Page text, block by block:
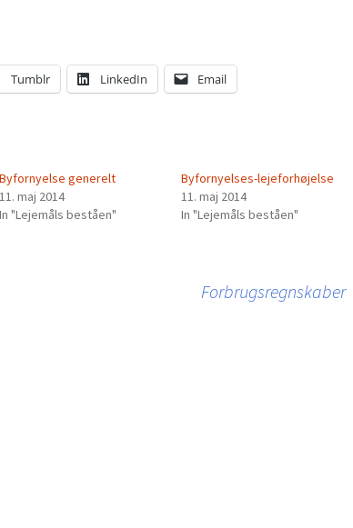
Tumblr LinkedIn Email
Byfornyelse generelt
11. maj 2014
In "Lejemåls beståen"
Byfornyelses-lejeforhøjelse
11. maj 2014
In "Lejemåls beståen"
Forbrugsregnskaber